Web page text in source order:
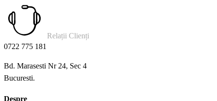
Relații Clienți
0722 775 181
Bd. Marasesti Nr 24, Sec 4
Bucuresti.
Despre